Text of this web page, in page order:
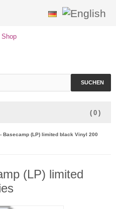
SUCHEN
( 0 )
Basecamp (LP) limited black Vinyl 200
(LP) limited